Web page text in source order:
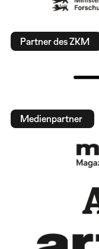
Partner des ZKM
Medienpartner